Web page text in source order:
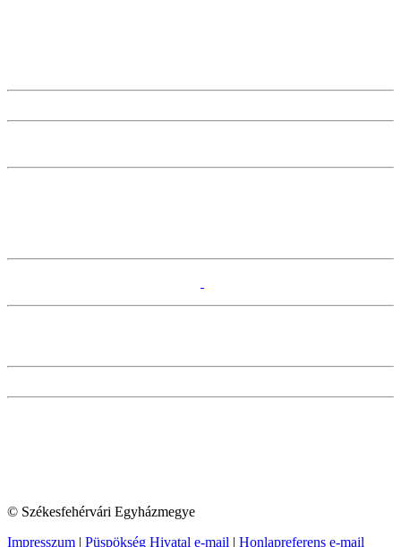
© Székesfehérvári Egyházmegye
Impresszum | Püspökség Hivatal e-mail | Honlapreferens e-mail